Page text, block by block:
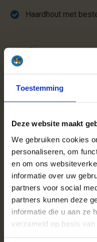
Toestemming
Deze website maakt
We gebruiken cookies
personaliseren, om
en om ons
informatie over uw
partners voor social
partners kunnen deze
informatie die u aan ze
verzameld op basis
Haardhout met
Meerpalletkorting